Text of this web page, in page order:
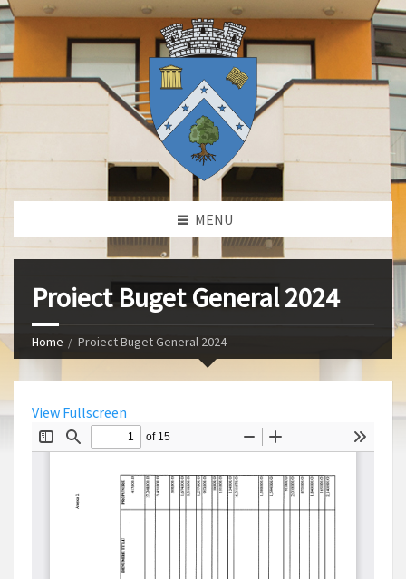
MENU
Proiect Buget General 2024
Home Proiect Buget General 2024
View Fullscreen